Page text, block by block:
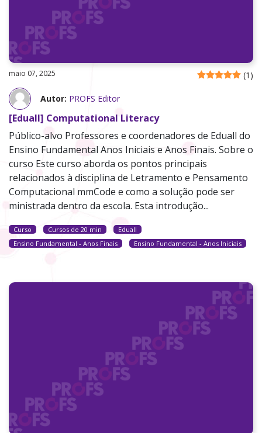
maio 07, 2025 (1 )
Autor: PROFS Editor
[Eduall] Computational Literacy
Público-alvo Professores e coordenadores de Eduall do
Ensino Fundamental Anos Iniciais e Anos Finais. Sobre o
curso Este curso aborda os pontos principais
relacionados à disciplina de Letramento e Pensamento
Computacional mmCode e como a solução pode ser
ministrada dentro da escola. Esta introdução...
Curso Cursos de 20 min
Eduall
Ensino Fundamental - Anos Finais
Ensino Fundamental - Anos Iniciais